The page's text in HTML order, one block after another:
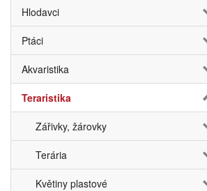
Hlodavci
Ptáci
Akvaristika
Teraristika
Zářivky, žárovky
Terária
Květiny plastové